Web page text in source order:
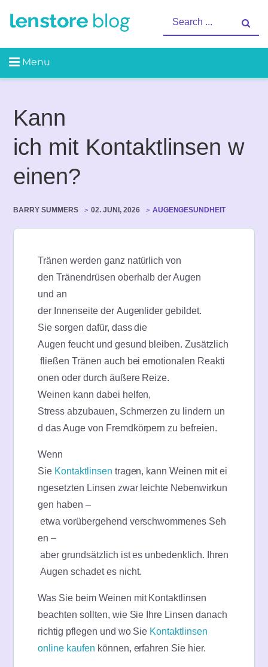
Search
for:
Kann
ich mit Kontaktlinsen w
einen?
BARRY SUMMERS 02. JUNI, 2026 AUGENGESUNDHEIT
Tränen werden ganz natürlich von
den Tränendrüsen oberhalb der Augen
und an
der Innenseite der Augenlider gebildet.
Sie sorgen dafür, dass die
Augen feucht und gesund bleiben. Zusätzlich
fließen Tränen auch bei emotionalen Reakti
onen oder durch äußere Reize.
Weinen kann dabei helfen,
Stress abzubauen, Schmerzen zu lindern un
d das Auge von Fremdkörpern zu befreien.
Wenn
Sie Kontaktlinsen tragen, kann Weinen mit ei
ngesetzten Linsen zwar leichte Nebenwirkun
gen haben –
etwa vorübergehend verschwommenes Seh
en –
aber grundsätzlich ist es unbedenklich. Ihren
Augen schadet es nicht.
Was Sie beim Weinen mit Kontaktlinsen
beachten sollten, wie Sie Ihre Linsen danach
richtig pflegen und wo Sie Kontaktlinsen
online kaufen können, erfahren Sie hier.